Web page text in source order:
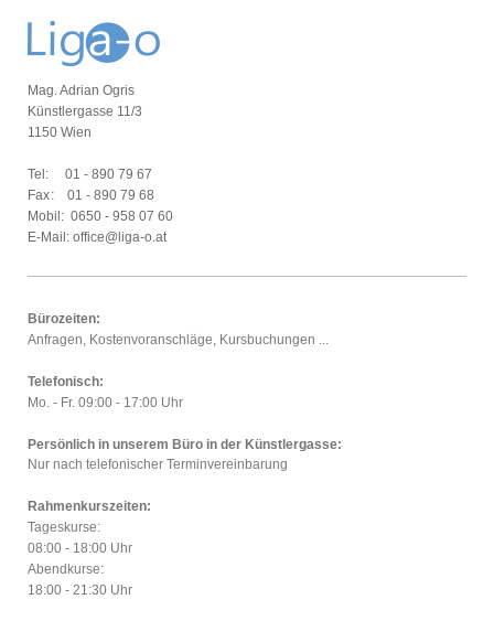
Mag. Adrian Ogris
Künstlergasse 11/3
1150 Wien
Tel:
01 - 890 79 67
Fax:
01 - 890 79 68
Mobil: 0650 - 958 07 60
E-Mail: office@liga-o.at
Bürozeiten:
Anfragen, Kostenvoranschläge, Kursbuchungen ...
Telefonisch:
Mo. - Fr. 09:00 - 17:00 Uhr
Persönlich in unserem Büro in der Künstlergasse:
Nur nach telefonischer Terminvereinbarung
Rahmenkurszeiten:
Tageskurse:
08:00 - 18:00 Uhr
Abendkurse:
18:00 - 21:30 Uhr